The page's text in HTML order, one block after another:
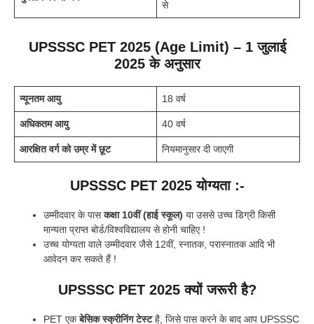
से
UPSSSC PET 2025(Age Limit) – 1 जुलाई
2025 के अनुसार
न्यूनतम आयु 18 वर्ष
अधिकतम आयु 40 वर्ष
आरक्षित वर्ग को उम्र में छूट नियमानुसार दी जाएगी
UPSSSC PET 2025 योग्यता :-
उम्मीदवार के पासकक्षा 10वीं (हाई स्कूल) या उससे उच्च डिग्री किसी
मान्यता प्राप्त बोर्ड/विश्वविद्यालय से होनी चाहिए !
उच्च योग्यता वाले उम्मीदवार जैसे 12वीं, स्नातक, परास्नातक आदि भी
आवेदन कर सकते हैं !
UPSSSC PET 2025क्यों जरूरी है?
PET एकबेसिक स्क्रीनिंग टेस्टहै, जिसे पास करने के बाद आप UPSSSC